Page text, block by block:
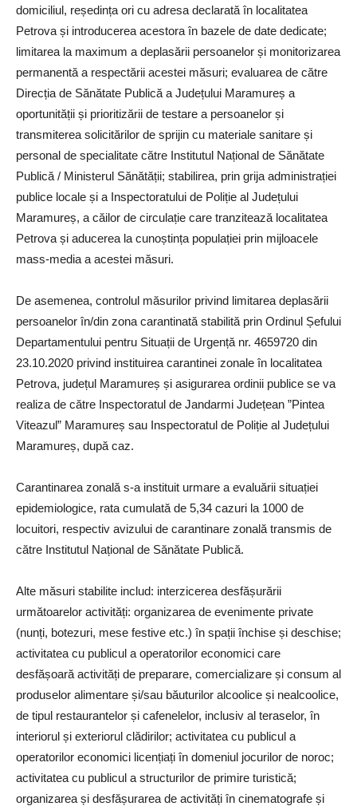
domiciliul, reședința ori cu adresa declarată în localitatea
Petrova și introducerea acestora în bazele de date dedicate;
limitarea la maximum a deplasării persoanelor și monitorizarea
permanentă a respectării acestei măsuri; evaluarea de către
Direcția de Sănătate Publică a Județului Maramureș a
oportunității și prioritizării de testare a persoanelor și
transmiterea solicitărilor de sprijin cu materiale sanitare și
personal de specialitate către Institutul Național de Sănătate
Publică / Ministerul Sănătății; stabilirea, prin grija administrației
publice locale și a Inspectoratului de Poliție al Județului
Maramureș, a căilor de circulație care tranzitează localitatea
Petrova și aducerea la cunoștința populației prin mijloacele
mass-media a acestei măsuri.
De asemenea, controlul măsurilor privind limitarea deplasării
persoanelor în/din zona carantinată stabilită prin Ordinul Șefului
Departamentului pentru Situații de Urgență nr. 4659720 din
23.10.2020 privind instituirea carantinei zonale în localitatea
Petrova, județul Maramureș și asigurarea ordinii publice se va
realiza de către Inspectoratul de Jandarmi Județean ”Pintea
Viteazul” Maramureș sau Inspectoratul de Poliție al Județului
Maramureș, după caz.
Carantinarea zonală s-a instituit urmare a evaluării situației
epidemiologice, rata cumulată de 5,34 cazuri la 1000 de
locuitori, respectiv avizului de carantinare zonală transmis de
către Institutul Național de Sănătate Publică.
Alte măsuri stabilite includ: interzicerea desfășurării
următoarelor activități: organizarea de evenimente private
(nunți, botezuri, mese festive etc.) în spații închise și deschise;
activitatea cu publicul a operatorilor economici care
desfășoară activități de preparare, comercializare și consum al
produselor alimentare și/sau băuturilor alcoolice și nealcoolice,
de tipul restaurantelor și cafenelelor, inclusiv al teraselor, în
interiorul și exteriorul clădirilor; activitatea cu publicul a
operatorilor economici licențiați în domeniul jocurilor de noroc;
activitatea cu publicul a structurilor de primire turistică;
organizarea și desfășurarea de activități în cinematografe și